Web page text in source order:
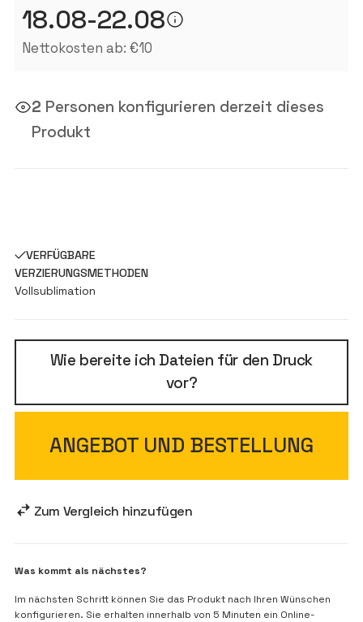
18.08-22.08
Nettokosten ab: €10
2 Personen konfigurieren derzeit dieses
Produkt
VERFÜGBARE
VERZIERUNGSMETHODEN
Vollsublimation
Wie bereite ich Dateien für den Druck
vor?
ANGEBOT UND BESTELLUNG
Zum Vergleich hinzufügen
Was kommt als nächstes?
Im nächsten Schritt können Sie das Produkt nach Ihren Wünschen
konfigurieren. Sie erhalten innerhalb von 5 Minuten ein Online-